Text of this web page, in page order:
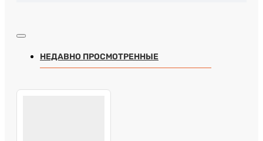
НЕДАВНО ПРОСМОТРЕННЫЕ